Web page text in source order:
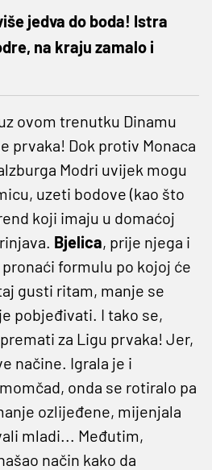
jedva do boda! Istra
na kraju zamalo i
ovom trenutku Dinamu
prvaka! Dok protiv Monaca
Modri uvijek mogu
uzeti bodove (kao što
koji imaju u domaćoj
Bjelica, prije njega i
pronaći formulu po kojoj će
gusti ritam, manje se
pobjeđivati. I tako se,
za Ligu prvaka! Jer,
načine. Igrala je i
onda se rotiralo pa
ozlijeđene, mijenjala
mladi... Međutim,
način kako da